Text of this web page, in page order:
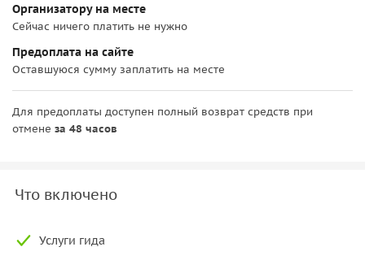
Организатору на месте
Сейчас ничего платить не нужно
Предоплата на сайте
Оставшуюся сумму заплатить на месте
Для предоплаты доступен полный возврат средств при
отмене за 48 часов
Что включено
Услуги гида